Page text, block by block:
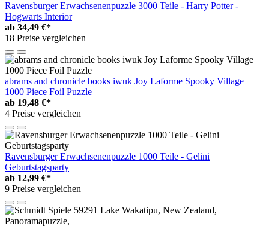
Ravensburger Erwachsenenpuzzle 3000 Teile - Harry Potter -
Hogwarts Interior
ab 34,49 €*
18 Preise vergleichen
abrams and chronicle books iwuk Joy Laforme Spooky Village
1000 Piece Foil Puzzle
ab 19,48 €*
4 Preise vergleichen
Ravensburger Erwachsenenpuzzle 1000 Teile - Gelini
Geburtstagsparty
ab 12,99 €*
9 Preise vergleichen